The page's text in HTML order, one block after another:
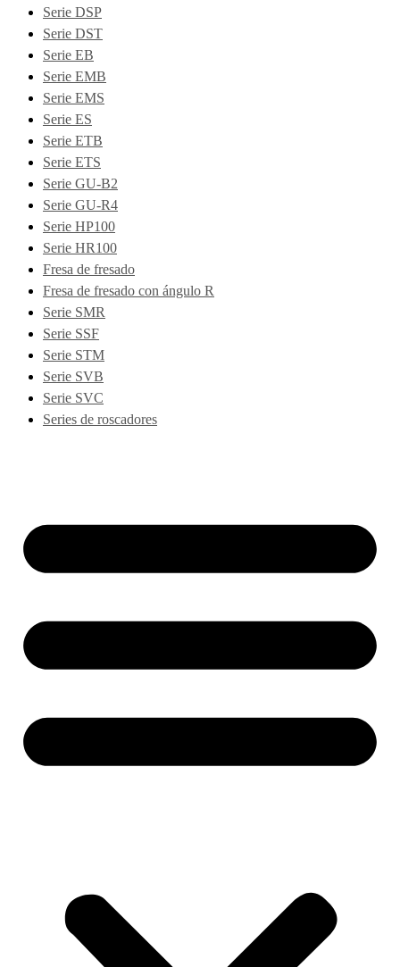
Serie DSP
Serie DST
Serie EB
Serie EMB
Serie EMS
Serie ES
Serie ETB
Serie ETS
Serie GU-B2
Serie GU-R4
Serie HP100
Serie HR100
Fresa de fresado
Fresa de fresado con ángulo R
Serie SMR
Serie SSF
Serie STM
Serie SVB
Serie SVC
Series de roscadores